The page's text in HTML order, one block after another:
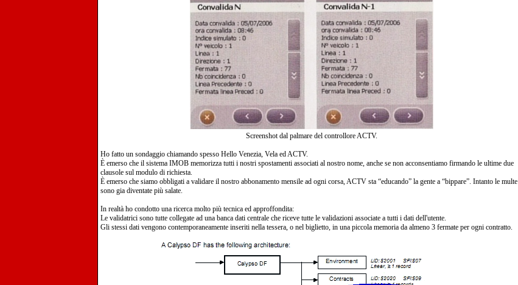
Screenshot dal palmare del controllore ACTV.
Ho fatto un sondaggio chiamando spesso Hello Venezia, Vela ed ACTV.
È emerso che il sistema IMOB memorizza tutti i nostri spostamenti associati al nostro nome, anche se non acconsentiamo firmando le ultime due
clausole sul modulo di richiesta.
È emerso che siamo obbligati a validare il nostro abbonamento mensile ad ogni corsa, ACTV sta “educando” la gente a “bippare”. Intanto le multe
sono gia diventate più salate.
In realtà ho condotto una ricerca molto più tecnica ed approffondita:
Le validatrici sono tutte collegate ad una banca dati centrale che riceve tutte le validazioni associate a tutti i dati dell'utente.
Gli stessi dati vengono contemporaneamente inseriti nella tessera, o nel biglietto, in una piccola memoria da almeno 3 fermate per ogni contratto.